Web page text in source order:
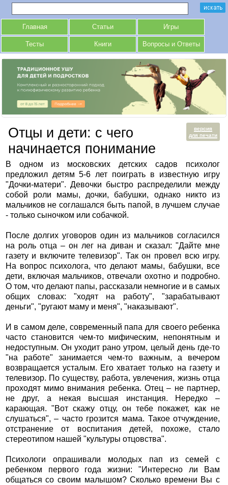
Главная Статьи Игры
Тесты Книги Вопросы и Ответы
версия
для печати
Отцы и дети: с чего
начинается понимание
В одном из московских детских садов психолог
предложил детям 5-6 лет поиграть в известную игру
"Дочки-матери". Девочки быстро распределили между
собой роли мамы, дочки, бабушки, однако никто из
мальчиков не соглашался быть папой, в лучшем случае
- только сыночком или собачкой.
После долгих уговоров один из мальчиков согласился
на роль отца – он лег на диван и сказал: "Дайте мне
газету и включите телевизор". Так он провел всю игру.
На вопрос психолога, что делают мамы, бабушки, все
дети, включая мальчиков, отвечали охотно и подробно.
О том, что делают папы, рассказали немногие и в самых
общих словах: "ходят на работу", "зарабатывают
деньги", "ругают маму и меня", "наказывают".
И в самом деле, современный папа для своего ребенка
часто становится чем-то мифическим, непонятным и
недоступным. Он уходит рано утром, целый день где-то
"на работе" занимается чем-то важным, а вечером
возвращается усталым. Его хватает только на газету и
телевизор. По существу, работа, увлечения, жизнь отца
проходят мимо внимания ребенка. Отец – не партнер,
не друг, а некая высшая инстанция. Нередко –
карающая. "Вот скажу отцу, он тебе покажет, как не
слушаться", – часто грозится мама. Такое отчуждение,
отстранение от воспитания детей, похоже, стало
стереотипом нашей "культуры отцовства".
Психологи опрашивали молодых пап из семей с
ребенком первого года жизни: "Интересно ли Вам
общаться со своим малышом? Сколько времени Вы с